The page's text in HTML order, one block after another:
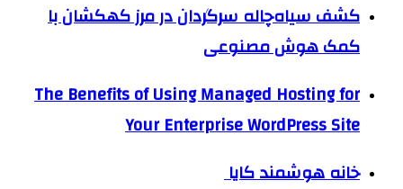
کشف سیاه‌چاله سرگردان در مرز کهکشان با
کمک هوش مصنوعی
The Benefits of Using Managed Hosting for
Your Enterprise WordPress Site
خانه هوشمند کایا